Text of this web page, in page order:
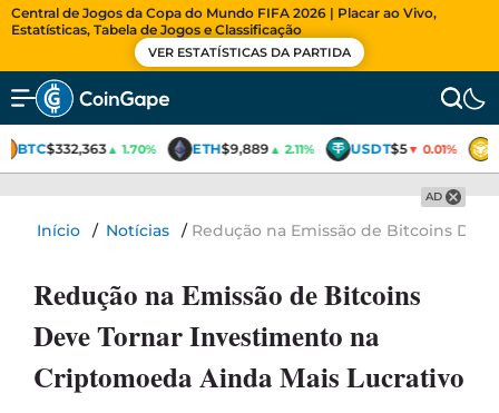
Central de Jogos da Copa do Mundo FIFA 2026 | Placar ao Vivo,
Estatísticas, Tabela de Jogos e Classificação
VER ESTATÍSTICAS DA PARTIDA
BTC$332,363▲ 1.70% ETH$9,889▲ 2.11% USDT$5▼ 0.01%
AD
Início / Notícias / Redução na Emissão de Bitcoins
Redução na Emissão de Bitcoins
Deve Tornar Investimento na
Criptomoeda Ainda Mais Lucrativo